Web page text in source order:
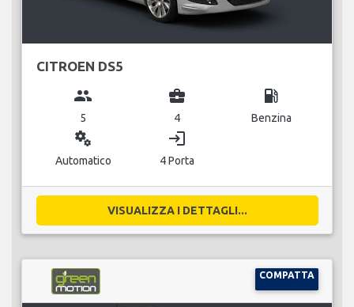
CITROEN DS5
group
5
business_center
4
local_gas_station
Benzina
miscellaneous_services
Automatico
login
4 Porta
VISUALIZZA I DETTAGLI...
COMPATTA